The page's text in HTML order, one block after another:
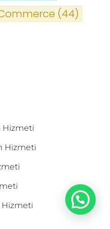
(44)
Hizmeti
Hizmeti
Hizmeti